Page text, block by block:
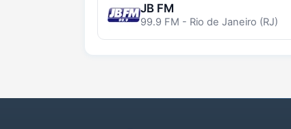
JB FM
99.9 FM - Rio de Janeiro (RJ)